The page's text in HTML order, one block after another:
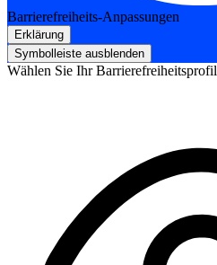
Barrierefreiheits-Anpassungen
Erklärung
Symbolleiste ausblenden
Wählen Sie Ihr Barrierefreiheitsprofil